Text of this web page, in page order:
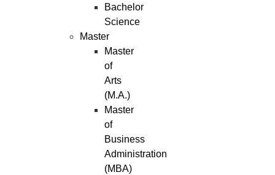
Bachelor
Science
Master
Master
of
Arts
(M.A.)
Master
of
Business
Administration
(MBA)